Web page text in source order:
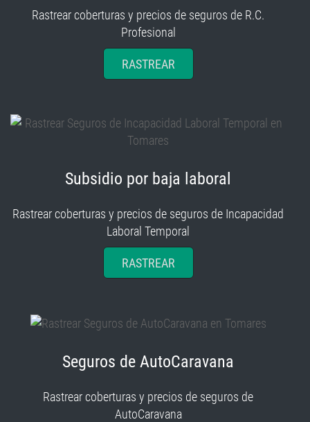
Rastrear coberturas y precios de seguros de R.C.
Profesional
RASTREAR
Subsidio por baja laboral
Rastrear coberturas y precios de seguros de Incapacidad
Laboral Temporal
RASTREAR
Seguros de AutoCaravana
Rastrear coberturas y precios de seguros de
AutoCaravana